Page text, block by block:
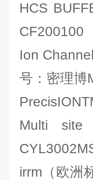
HCS
CF200100
Ion
号：密理博
Multi
irrm（欧洲